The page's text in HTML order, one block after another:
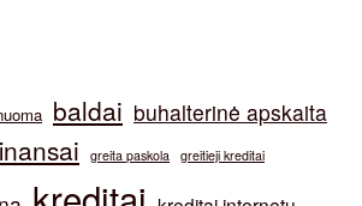
baldai buhalterinė apskaita
greita paskola greitieji kreditai